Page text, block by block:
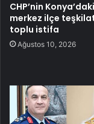
CHP’nin
merkez ilçe
toplu istifa
Ağustos 10, 2026